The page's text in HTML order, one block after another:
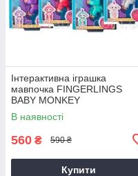
Інтерактивна іграшка
мавпочка FINGERLINGS
BABY MONKEY
В наявності
560 ₴ 590 ₴
Купити